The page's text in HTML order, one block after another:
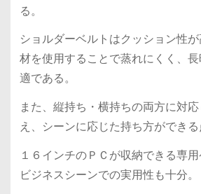
る。
ショルダーベルトはクッション性
材を使用することで蒸れにくく、
適である。
また、縦持ち・横持ちの両方に対
え、シーンに応じた持ち方ができる
１６インチのＰＣが収納できる専用
ビジネスシーンでの実用性も十分。